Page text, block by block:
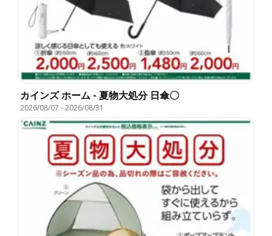
カインズ ホーム - 夏物大処分 日傘〇
2026/08/07 -2026/08/31